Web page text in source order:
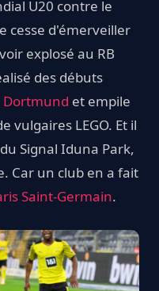
U20 contre le
cesse d'émerveiller
explosé au RB
des débuts
Dortmund et empile
vulgaires LEGO. Et il
Signal Iduna Park,
Car un club en a fait
Saint-Germain.